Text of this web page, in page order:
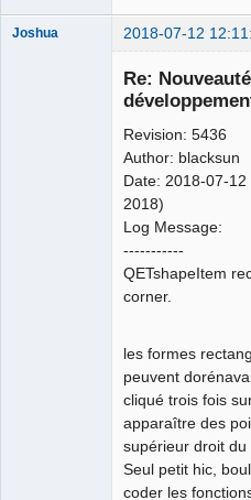
Joshua 2018-07-12
Re:
Revision: 5436
Author: blacksun
Date: 2018-07-
2018)
Log Message:
-----------
QETshapeItem
corner.
les formes
peuvent
cliqué trois fois
apparaître des
supérieur droit du
Seul petit hic,
coder les